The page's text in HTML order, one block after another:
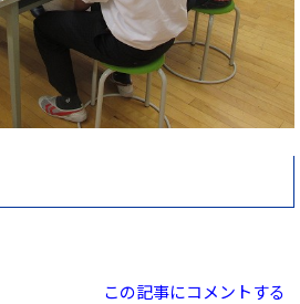
この記事にコメントする